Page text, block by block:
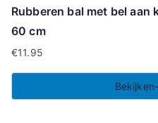
Rubberen bal met bel
60 cm
€11.95